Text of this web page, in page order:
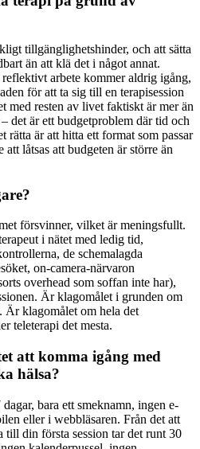
tillgänglighetshinder, och att sätta
än att klä det i något annat.
arbete kommer aldrig igång,
för att ta sig till en terapisession
med resten av livet faktiskt är mer än
det är ett budgetproblem där tid och
rätta är att hitta ett format som passar
låtsas att budgeten är större än
försvinner, vilket är meningsfullt.
i nätet med ledig tid,
de schemalagda
on-camera-närvaron
overhead som soffan inte har),
Är klagomålet i grunden om
Är klagomålet om hela det
teleterapi det mesta.
att komma igång med
hälsa?
bara ett smeknamn, ingen e-
eller i webbläsaren. Från det att
till din första session tar det runt 30